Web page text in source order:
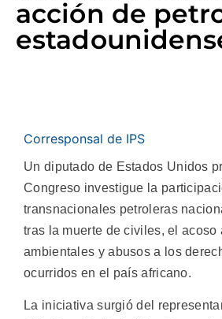
acción de
Corresponsal de IPS
Un diputado de Estados Unidos
Congreso investigue la
transnacionales petroleras
tras la muerte de civiles, el acoso
ambientales y abusos a los
ocurridos en el país africano.
La iniciativa surgió del